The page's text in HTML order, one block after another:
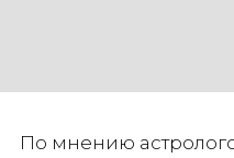
По мнению